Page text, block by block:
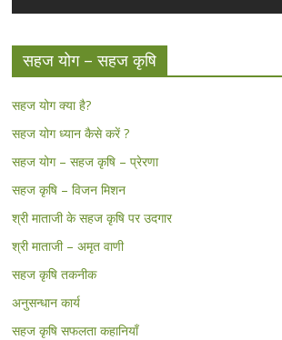
सहज योग – सहज कृषि
सहज योग क्या है?
सहज योग ध्यान कैसे करें ?
सहज योग – सहज कृषि – प्रेरणा
सहज कृषि – विजन मिशन
श्री माताजी के सहज कृषि पर उदगार
श्री माताजी – अमृत वाणी
सहज कृषि तकनीक
अनुसन्धान कार्य
सहज कृषि सफलता कहानियाँ